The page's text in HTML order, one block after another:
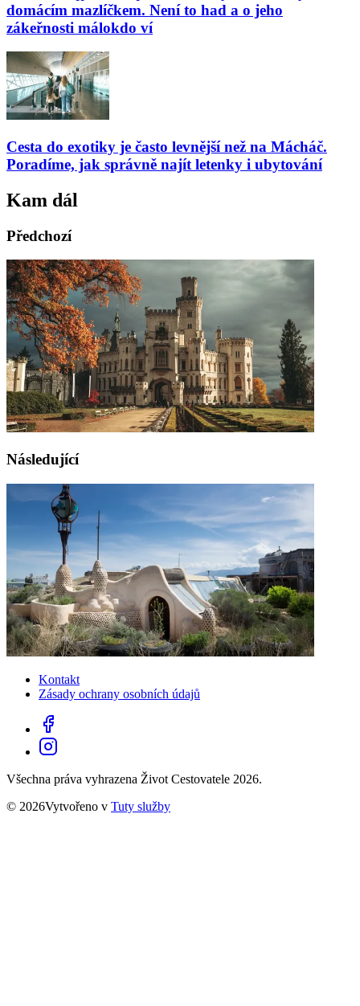
domácím mazlíčkem. Není to had a o jeho
zákeřnosti málokdo ví
Cesta do exotiky je často levnější než na Mácháč.
Poradíme, jak správně najít letenky i ubytování
Kam dál
Předchozí
Následující
Kontakt
Zásady ochrany osobních údajů
Všechna práva vyhrazena Život Cestovatele 2026.
© 2026Vytvořeno v Tuty služby